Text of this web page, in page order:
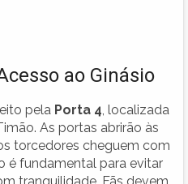
ao Ginásio
pela Porta 4 , localizada
As portas abrirão às
torcedores cheguem com
é fundamental para evitar
tranquilidade. Fãs devem